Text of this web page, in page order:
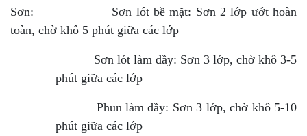
Sơn: Sơn lót bề mặt: Sơn 2 lớp ướt hoàn
toàn, chờ khô 5 phút giữa các lớp
Sơn lót làm đầy: Sơn 3 lớp, chờ khô 3-5
phút giữa các lớp
Phun làm đầy: Sơn 3 lớp, chờ khô 5-10
phút giữa các lớp